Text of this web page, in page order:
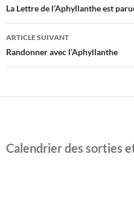
des
articles
La Lettre de l’Aphyllanthe est
ARTICLE SUIVANT
Randonner avec l’Aphyllanthe
Calendrier des sorties